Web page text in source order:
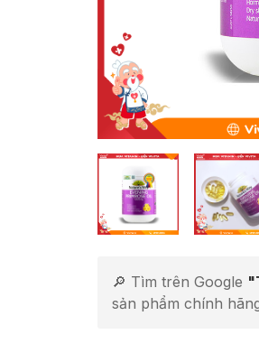
🔎 Tìm trên Google
sản phẩm chính